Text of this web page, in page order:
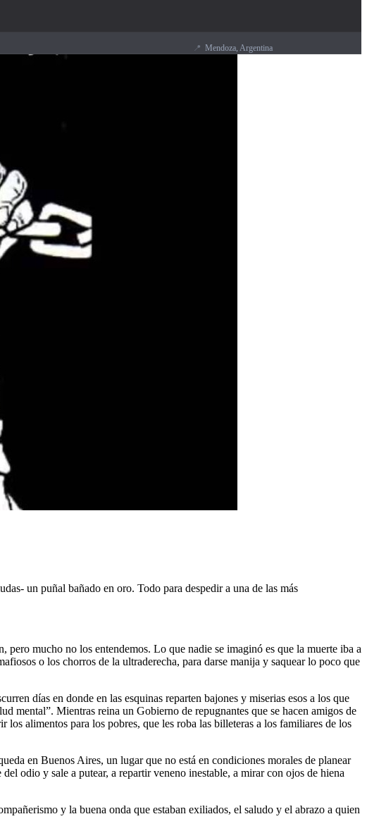
Mendoza, Argentina
un puñal bañado en oro. Todo para despedir a una de las más
mucho no los entendemos. Lo que nadie se imaginó es que la muerte iba a
o los chorros de la ultraderecha, para darse manija y saquear lo poco que
días en donde en las esquinas reparten bajones y miserias esos a los que
mental”. Mientras reina un Gobierno de repugnantes que se hacen amigos de
alimentos para los pobres, que les roba las billeteras a los familiares de los
en Buenos Aires, un lugar que no está en condiciones morales de planear
odio y sale a putear, a repartir veneno inestable, a mirar con ojos de hiena
y la buena onda que estaban exiliados, el saludo y el abrazo a quien